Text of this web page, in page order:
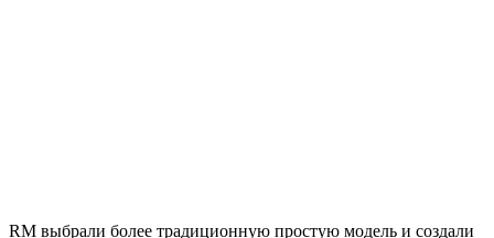
RM выбрали более традиционную простую модель и создали